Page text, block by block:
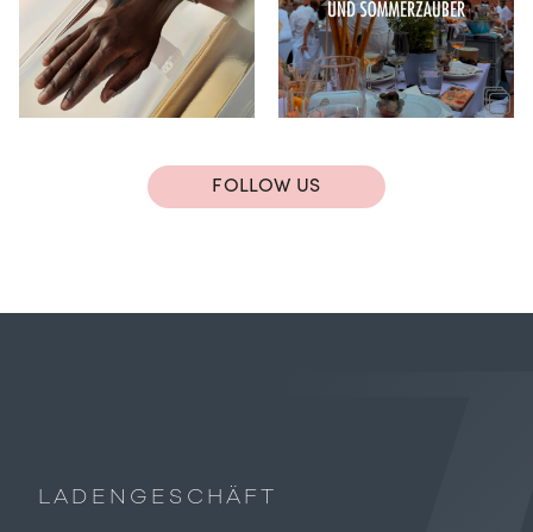
FOLLOW US
LADENGESCHÄFT